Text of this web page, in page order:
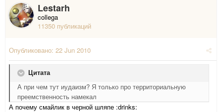
Lestarh
collega
11350 публикаций
Опубликовано: 22 Jun 2010
Цитата
А при чем тут иудаизм? Я только про территориальную
преемственность намекал
А почему смайлик в черной шляпе :drinks: